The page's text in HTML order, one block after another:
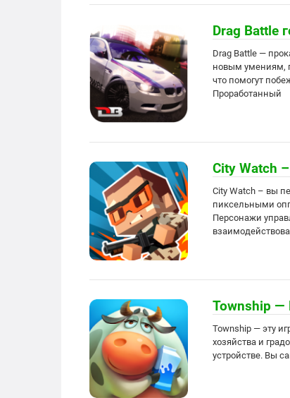
Drag Battle
Drag Battle —
новым умениям,
что помогут
Проработанный
City Watch
City Watch – вы
пиксельными
Персонажи
Township —
Township — эту
хозяйства и
устройстве. Вы